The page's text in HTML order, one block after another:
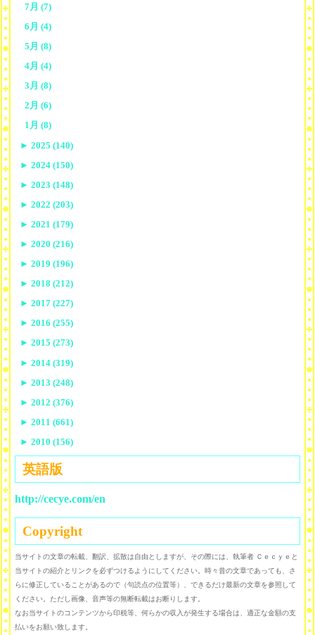
7月 (7)
6月 (4)
5月 (8)
4月 (4)
3月 (8)
2月 (6)
1月 (8)
► 2025 (140)
► 2024 (150)
► 2023 (148)
► 2022 (203)
► 2021 (179)
► 2020 (216)
► 2019 (196)
► 2018 (212)
► 2017 (227)
► 2016 (255)
► 2015 (273)
► 2014 (319)
► 2013 (248)
► 2012 (376)
► 2011 (661)
► 2010 (156)
英語版
http://cecye.com/en
Copyright
当サイトの文章の転載、翻訳、拡散は自由としますが、その際には、執筆者 Ｃｅｃｙｅと
当サイトの紹介とリンクを必ずつけるようにしてください。時々昔の文章であっても、さ
らに修正していることがあるので（句読点の位置等）、できるだけ最新の文章を参照して
ください。ただし画像、音声等の無断転載はお断りします。
なお当サイトのコンテンツから印税等、何らかの収入が発生する場合は、適正な金額の支
払いをお願い致します。